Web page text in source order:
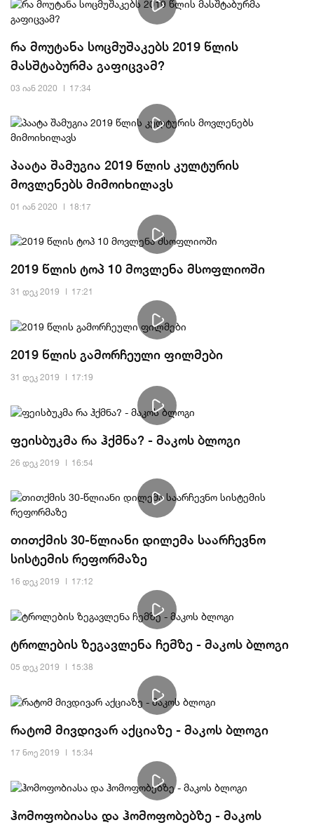
რა მოუტანა სოცმუშაკებს 2019 წლის
მასშტაბურმა გაფიცვამ?
03 იან 2020 17:34
პაატა შამუგია 2019 წლის კულტურის
მოვლენებს მიმოიხილავს
01 იან 2020 18:17
2019 წლის ტოპ 10 მოვლენა მსოფლიოში
31 დეკ 2019 17:21
2019 წლის გამორჩეული ფილმები
31 დეკ 2019 17:19
ფეისბუკმა რა ჰქმნა? - მაკოს ბლოგი
26 დეკ 2019 16:54
თითქმის 30-წლიანი დილემა საარჩევნო
სისტემის რეფორმაზე
16 დეკ 2019 17:12
ტროლების ზეგავლენა ჩემზე - მაკოს ბლოგი
05 დეკ 2019 15:38
რატომ მივდივარ აქციაზე - მაკოს ბლოგი
17 ნოე 2019 15:34
ჰომოფობიასა და ჰომოფობებზე - მაკოს